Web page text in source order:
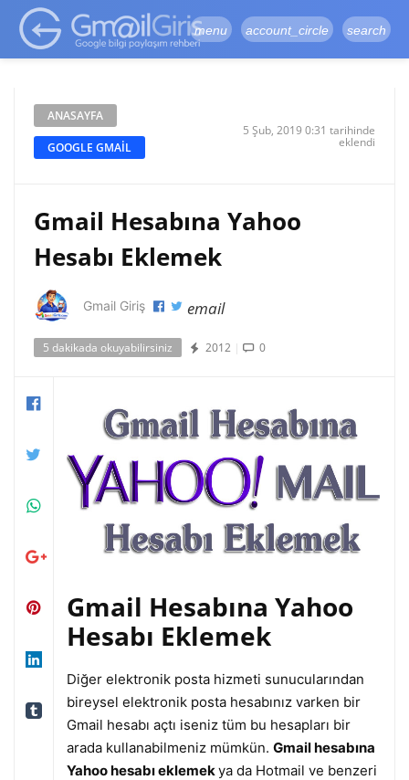
google-site-
verification=vqSI0upH550kabR5X8xpjMYieaXmuBueYgCJBW3uetM
menu account_circle search
ANASAYFA
GOOGLE GMAIL
5 Şub, 2019 0:31 tarihinde
eklendi
Gmail Hesabına Yahoo
Hesabı Eklemek
Gmail Giriş email
5 dakikada okuyabilirsiniz 2012 | 0
Gmail Hesabına Yahoo
Hesabı Eklemek
Diğer elektronik posta hizmeti sunucularından
bireysel elektronik posta hesabınız varken bir
Gmail hesabı açtı iseniz tüm bu hesapları bir
arada kullanabilmeniz mümkün. Gmail hesabına
Yahoo hesabı eklemek ya da Hotmail ve benzeri